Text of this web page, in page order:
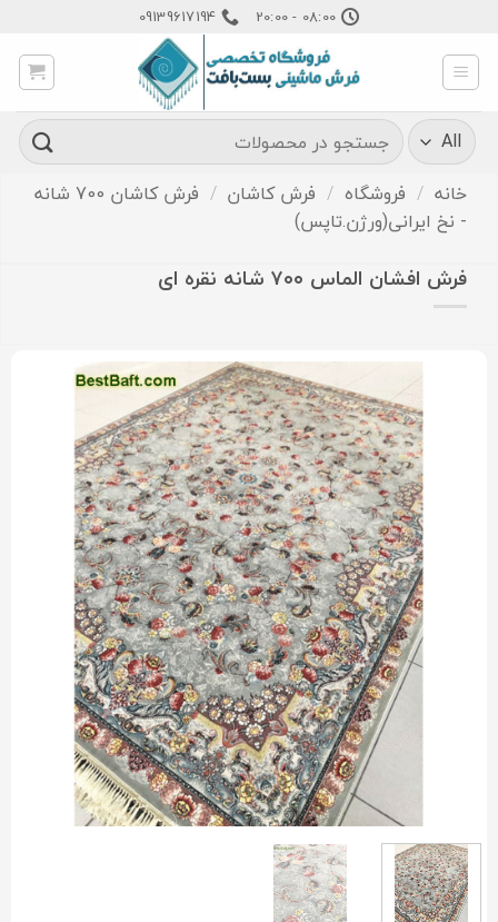
content
08:00 - 20:00
09139617194
جستجو
برای:
خانه / فروشگاه / فرش کاشان /
فرش کاشان 700 شانه
- نخ ایرانی(ورژن.تاپس)
فرش افشان الماس ۷۰۰ شانه نقره ای